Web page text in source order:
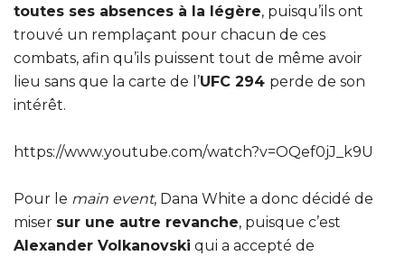
toutes ses absences à la légère, puisqu’ils ont
trouvé un remplaçant pour chacun de ces
combats, afin qu’ils puissent tout de même avoir
lieu sans que la carte de l’UFC 294 perde de son
intérêt.
https://www.youtube.com/watch?v=OQef0jJ_k9U
Pour le main event, Dana White a donc décidé de
miser sur une autre revanche, puisque c’est
Alexander Volkanovski qui a accepté de